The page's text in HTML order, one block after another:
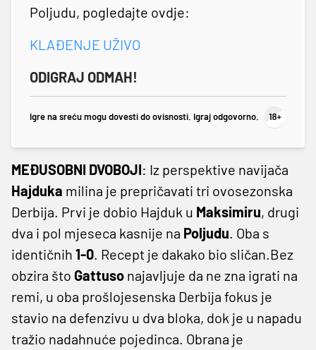
Poljudu, pogledajte ovdje:
KLAĐENJE UŽIVO
ODIGRAJ ODMAH!
Igre na sreću mogu dovesti do ovisnosti. Igraj odgovorno.
MEĐUSOBNI DVOBOJI: Iz perspektive navijača
Hajduka milina je prepričavati tri ovosezonska
Derbija. Prvi je dobio Hajduk u Maksimiru, drugi
dva i pol mjeseca kasnije na Poljudu. Oba s
identičnih 1-0. Recept je dakako bio sličan.Bez
obzira što Gattuso najavljuje da ne zna igrati na
remi, u oba prošlojesenska Derbija fokus je
stavio na defenzivu u dva bloka, dok je u napadu
tražio nadahnuće pojedinca. Obrana je